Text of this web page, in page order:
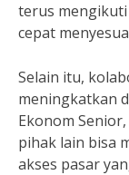
terus
cepat
Selain itu,
meningkatkan
Ekonom
pihak lain bisa
akses pasar